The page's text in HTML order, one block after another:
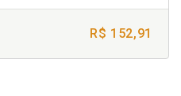
R$ 152,91